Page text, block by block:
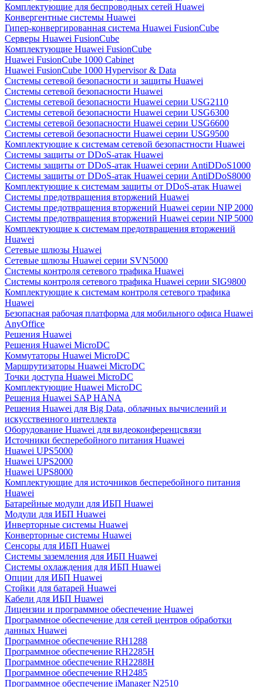
Комплектующие для беспроводных сетей Huawei
Конвергентные системы Huawei
Гипер-конвергированная система Huawei FusionCube
Серверы Huawei FusionCube
Комплектующие Huawei FusionCube
Huawei FusionCube 1000 Cabinet
Huawei FusionCube 1000 Hypervisor & Data
Системы сетевой безопасности и защиты Huawei
Системы сетевой безопасности Huawei
Системы сетевой безопасности Huawei серии USG2110
Системы сетевой безопасности Huawei серии USG6300
Системы сетевой безопасности Huawei серии USG6600
Системы сетевой безопасности Huawei серии USG9500
Комплектующие к системам сетевой безопастности Huawei
Системы защиты от DDoS-атак Huawei
Системы защиты от DDoS-атак Huawei серии AntiDDoS1000
Системы защиты от DDoS-атак Huawei серии AntiDDoS8000
Комплектующие к системам защиты от DDoS-атак Huawei
Системы предотвращения вторжений Huawei
Системы предотвращения вторжений Huawei серии NIP 2000
Системы предотвращения вторжений Huawei серии NIP 5000
Комплектующие к системам предотвращения вторжений
Huawei
Сетевые шлюзы Huawei
Сетевые шлюзы Huawei серии SVN5000
Системы контроля сетевого трафика Huawei
Системы контроля сетевого трафика Huawei серии SIG9800
Комплектующие к системам контроля сетевого трафика
Huawei
Безопасная рабочая платформа для мобильного офиса Huawei
AnyOffice
Решения Huawei
Решения Huawei MicroDC
Коммутаторы Huawei MicroDC
Маршрутизаторы Huawei MicroDC
Точки доступа Huawei MicroDC
Комплектующие Huawei MicroDC
Решения Huawei SAP HANA
Решения Huawei для Big Data, облачных вычислений и
искусственного интеллекта
Оборудование Huawei для видеоконференцсвязи
Источники бесперебойного питания Huawei
Huawei UPS5000
Huawei UPS2000
Huawei UPS8000
Комплектующие для источников бесперебойного питания
Huawei
Батарейные модули для ИБП Huawei
Модули для ИБП Huawei
Инверторные системы Huawei
Конверторные системы Huawei
Сенсоры для ИБП Huawei
Системы заземления для ИБП Huawei
Системы охлаждения для ИБП Huawei
Опции для ИБП Huawei
Стойки для батарей Huawei
Кабели для ИБП Huawei
Лицензии и программное обеспечение Huawei
Программное обеспечение для сетей центров обработки
данных Huawei
Программное обеспечение RH1288
Программное обеспечение RH2285H
Программное обеспечение RH2288H
Программное обеспечение RH2485
Программное обеспечение iManager N2510